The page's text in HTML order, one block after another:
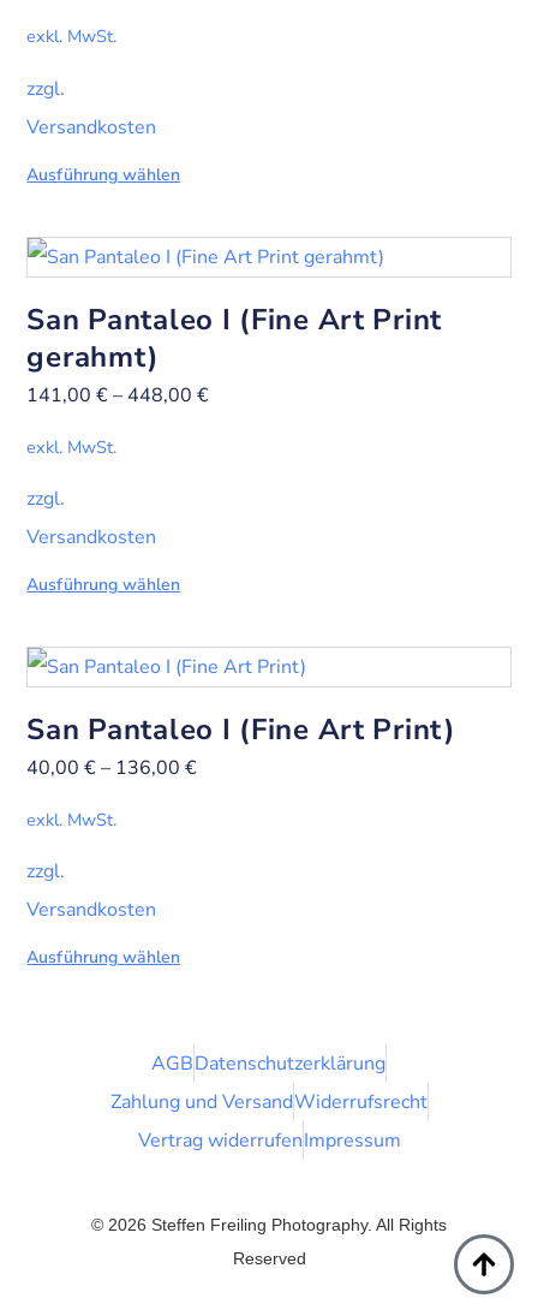
exkl. MwSt.
zzgl.
Versandkosten
Ausführung wählen
San Pantaleo I (Fine Art Print
gerahmt)
141,00€– 448,00€
exkl. MwSt.
zzgl.
Versandkosten
Ausführung wählen
San Pantaleo I (Fine Art Print)
40,00€– 136,00€
exkl. MwSt.
zzgl.
Versandkosten
Ausführung wählen
AGBDatenschutzerklärung
Zahlung und VersandWiderrufsrecht
Vertrag widerrufenImpressum
© 2026 Steffen Freiling Photography. All Rights
Reserved